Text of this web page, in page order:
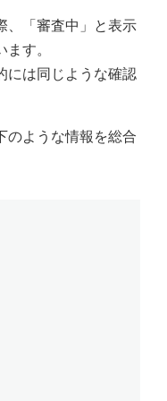
、「審査中」と表示
す。
には同じような確認
のような情報を総合